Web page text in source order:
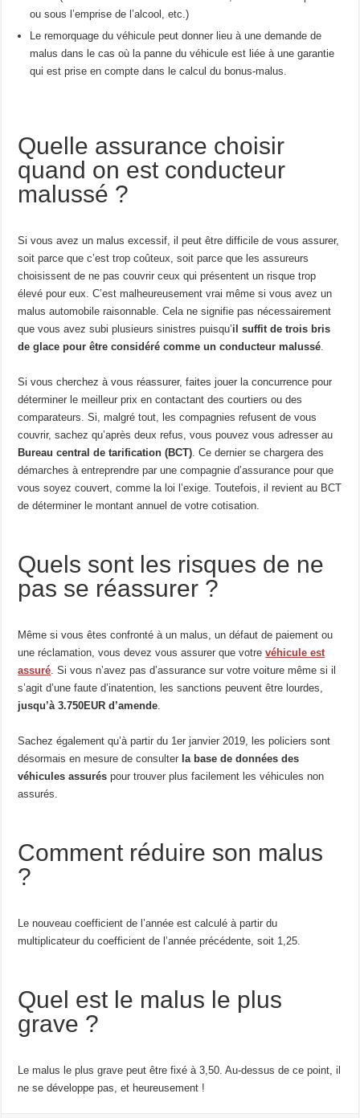
ou sous l’emprise de l’alcool, etc.)
Le remorquage du véhicule peut donner lieu à une demande de
malus dans le cas où la panne du véhicule est liée à une garantie
qui est prise en compte dans le calcul du bonus-malus.
Quelle assurance choisir
quand on est conducteur
malussé ?
Si vous avez un malus excessif, il peut être difficile de vous assurer,
soit parce que c’est trop coûteux, soit parce que les assureurs
choisissent de ne pas couvrir ceux qui présentent un risque trop
élevé pour eux. C’est malheureusement vrai même si vous avez un
malus automobile raisonnable. Cela ne signifie pas nécessairement
que vous avez subi plusieurs sinistres puisqu’il suffit de trois bris
de glace pour être considéré comme un conducteur malussé
Si vous cherchez à vous réassurer, faites jouer la concurrence pour
déterminer le meilleur prix en contactant des courtiers ou des
comparateurs. Si, malgré tout, les compagnies refusent de vous
couvrir, sachez qu’après deux refus, vous pouvez vous adresser au
Bureau central de tarification (BCT) . Ce dernier se chargera des
démarches à entreprendre par une compagnie d’assurance pour que
vous soyez couvert, comme la loi l’exige. Toutefois, il revient au BCT
de déterminer le montant annuel de votre cotisation.
Quels sont les risques de ne
pas se réassurer ?
Même si vous êtes confronté à un malus, un défaut de paiement ou
une réclamation, vous devez vous assurer que votrevéhicule est
assuré . Si vous n’avez pas d’assurance sur votre voiture même si il
s’agit d’une faute d’inatention, les sanctions peuvent être lourdes,
jusqu’à 3.750EUR d’amende
Sachez également qu’à partir du 1er janvier 2019, les policiers sont
désormais en mesure de consulter la base de données des
véhicules assurés pour trouver plus facilement les véhicules non
assurés.
Comment réduire son malus
?
Le nouveau coefficient de l’année est calculé à partir du
multiplicateur du coefficient de l’année précédente, soit 1,25.
Quel est le malus le plus
grave ?
Le malus le plus grave peut être fixé à 3,50. Au-dessus de ce point, il
ne se développe pas, et heureusement !